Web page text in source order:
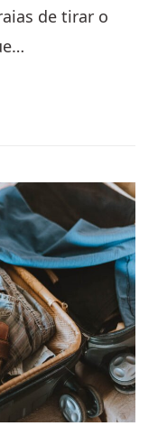
de tirar o